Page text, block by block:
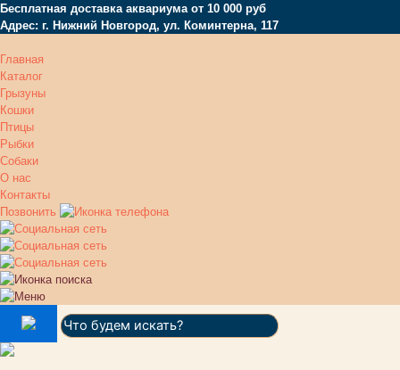
Бесплатная доставка аквариума от 10 000 руб
Адрес: г. Нижний Новгород, ул. Коминтерна, 117
Главная
Каталог
Грызуны
Кошки
Птицы
Рыбки
Собаки
О нас
Контакты
Позвонить
Поиск: